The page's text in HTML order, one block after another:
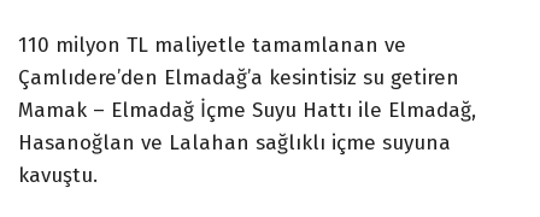
110 milyon TL maliyetle tamamlanan ve
Çamlıdere’den Elmadağ’a kesintisiz su getiren
Mamak – Elmadağ İçme Suyu Hattı ile Elmadağ,
Hasanoğlan ve Lalahan sağlıklı içme suyuna
kavuştu.